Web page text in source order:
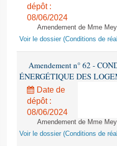
dépôt :
08/06/2024
Amendement de Mme
Voir le dossier (Conditions de
Amendement n° 62 -
ÉNERGÉTIQUE DES
Date de
dépôt :
08/06/2024
Amendement de Mme
Voir le dossier (Conditions de